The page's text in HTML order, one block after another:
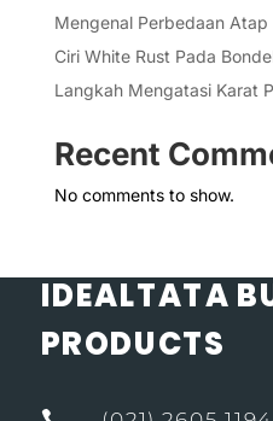
Mengenal Perbedaan
Ciri White Rust Pada
Langkah Mengatasi Karat
Recent
No comments to show.
IDEALTATA
PRODUCTS